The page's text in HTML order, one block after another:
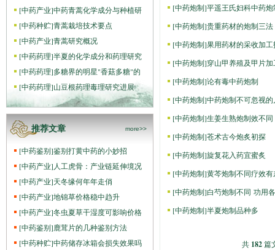
[中药产业]中药青蒿化学成分与种植研
[中药种贮]青蒿栽培技术要点
[中药产业]青蒿研究概况
[中药药理]半夏的化学成分和药理研究
[中药药理]多糖界的明星"香菇多糖"的
[中药药理]山豆根药理毒理研究进展
推荐文章 more>>
[中药鉴别]鉴别打黄中药的小妙招
[中药产业] 人工虎骨：产业链延伸境况
[中药产业]天冬缘何年年走俏
[中药产业]地锦草价格稳中趋升
[中药产业]冬虫夏草干湿度可影响价格
[中药鉴别]鹿茸片的几种鉴别方法
[中药种贮]中药储存冰箱会损失效果吗
[中药炮制]平遥王氏妇科中药
[中药炮制]贵重药材的炮制三法
[中药炮制]果用药材的采收加工
[中药炮制]穿山甲养殖及甲片加
[中药炮制]论有毒中药炮制
[中药炮制]中药炮制不可忽视
[中药炮制]生姜生熟炮制效不同
[中药炮制]苍术古今炮炙初探
[中药炮制]旋复花入药宜蜜炙
[中药炮制]黄芩炮制不同疗效有
[中药炮制]白芍炮制不同 功用
[中药炮制]半夏炮制品种多
共 182篇